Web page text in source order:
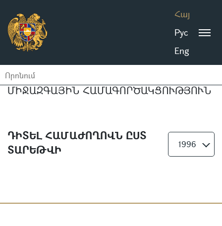
Հայ
Рус
Eng
ՄԻՋԱԶԳԱՅԻՆ ՀԱՄԱԳՈՐԾԱԿՑՈՒԹՅՈՒՆ
ԴԻՏԵԼ ՀԱՄԱԺՈՂՈՎՆ ԸՍՏ
ՏԱՐԵԹՎԻ
1996